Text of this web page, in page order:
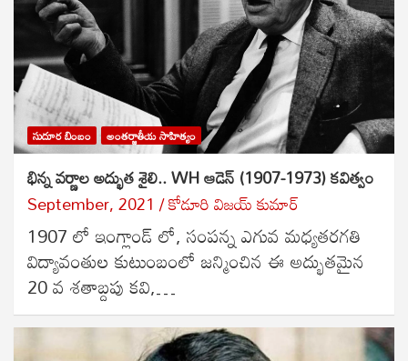
సుదూర బింబం అంతర్జాతీయ సాహిత్యం
భిన్న వర్ణాల అద్భుత శైలి.. WH ఆడెన్ (1907-1973) కవిత్వం
September, 2021 కోడూరి విజయ్ కుమార్
1907 లో ఇంగ్లాండ్ లో, సంపన్న ఎగువ మధ్యతరగతి
విద్యావంతుల కుటుంబంలో జన్మించిన ఈ అద్భుతమైన
20 వ శతాబ్దపు కవి,…